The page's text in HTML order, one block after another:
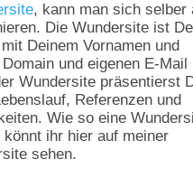
, kann man sich selber
Die Wundersite ist
Deinem Vornamen und
und eigenen E-Mail
Wundersite präsentierst
Referenzen und
Wie so eine
ihr hier auf meiner
sehen.